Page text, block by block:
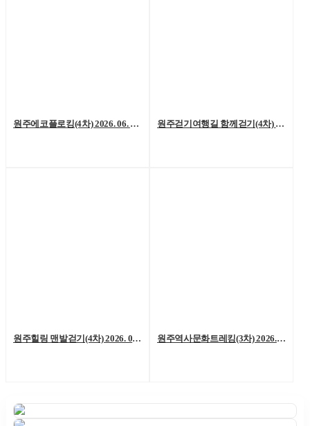
원주에코플로킹(4차) 2026. 06. 20. (토) 원주걷기여행길 함께걷기(4차) 2026. 6. 13.(토)
원주힐링 맨발걷기(4차) 2026. 06. 06. (토) 원주역사문화트레킹(3차) 2026. 05. 23.(토)